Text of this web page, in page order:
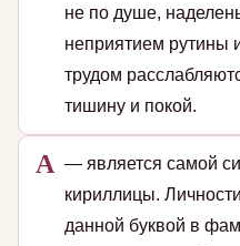
не по душе,
неприятием рутины
трудом
тишину и покой.
А — является самой
кириллицы.
данной буквой в